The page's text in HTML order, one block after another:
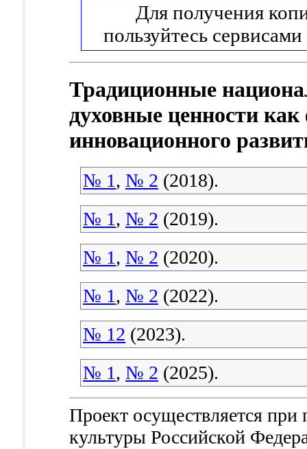
Для получения
пользуйтесь сервисами
Традиционные
духовные ценности
инновационного
№ 1, № 2 (2018).
№ 1, № 2 (2019).
№ 1, № 2 (2020).
№ 1, № 2 (2022).
№ 12 (2023).
№ 1, № 2 (2025).
Проект осуществляется
культуры Российской